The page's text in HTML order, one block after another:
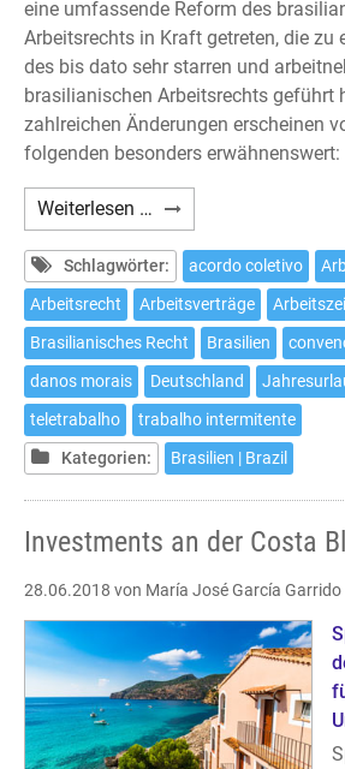
eine umfassende Reform des
Arbeitsrechts in Kraft getreten, die zu
des bis dato sehr starren und
brasilianischen Arbeitsrechts geführt
zahlreichen Änderungen erscheinen
folgenden besonders erwähnenswert:
Weiterlesen … Arbeitsrechtsreform
in
Brasilien
Schlagwörter: acordo coletivo
Arbeitsrecht
Arbeitsverträge
Brasilianisches Recht
Brasilien
danos morais
Deutschland
teletrabalho
trabalho intermitente
Kategorien:
Brasilien | Brazil
Investments an der Costa
28.06.2018 von María José García Garrido